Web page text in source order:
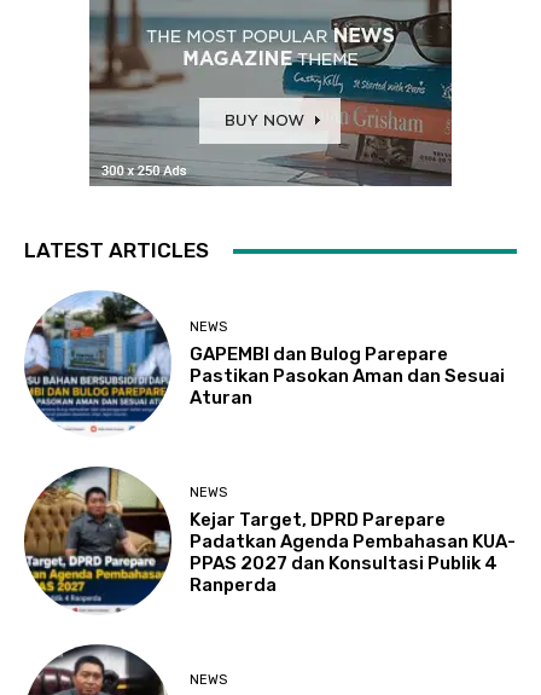
LATEST ARTICLES
NEWS
GAPEMBI dan Bulog Parepare
Pastikan Pasokan Aman dan Sesuai
Aturan
NEWS
Kejar Target, DPRD Parepare
Padatkan Agenda Pembahasan KUA-
PPAS 2027 dan Konsultasi Publik 4
Ranperda
NEWS